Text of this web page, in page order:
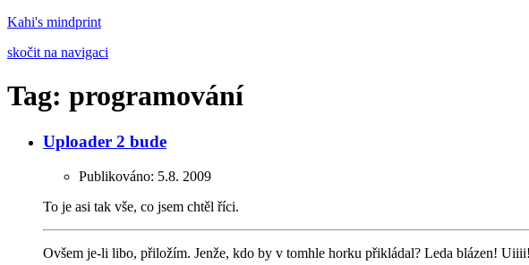
Kahi's mindprint
skočit na navigaci
Tag: programování
Uploader 2 bude
Publikováno: 5.8. 2009
To je asi tak vše, co jsem chtěl říci.
Ovšem je-li libo, přiložím. Jenže, kdo by v tomhle horku přikládal? Leda blázen!